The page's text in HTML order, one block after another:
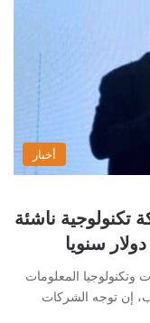
أخبار
الاتصالات: 66 شركة تكنولوجية ناشئة
وتكنولوجيا المعلومات
إن توجه الشركات